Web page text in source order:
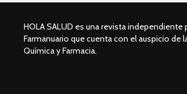
HOLA SALUD es una revista independiente
Farmanuario que cuenta con el auspicio de
Química y Farmacia.